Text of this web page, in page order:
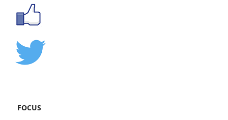
FOCUS